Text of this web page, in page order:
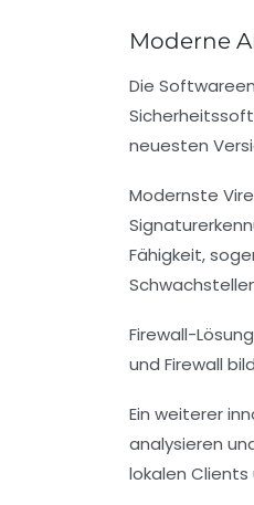
Moderne
Die
neuesten
Modernste
Fähigkeit,
Firewall-
und Firewall
Ein weiterer
analysieren
lokalen